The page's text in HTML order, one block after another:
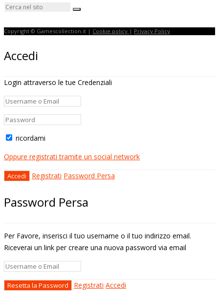
Copyright © Gamescollection.it | Cookie policy | Privacy Policy
Accedi
Login attraverso le tue Credenziali
ricordami
Oppure registrati tramite un social network
Registrati Password Persa
Password Persa
Per Favore, inserisci il tuo username o il tuo indirizzo email.
Riceverai un link per creare una nuova password via email
Registrati Accedi